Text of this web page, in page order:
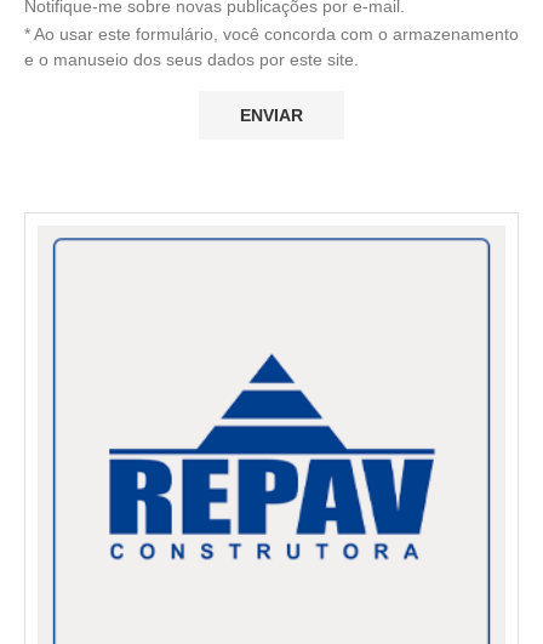
Notifique-me sobre novas publicações por e-mail.
* Ao usar este formulário, você concorda com o armazenamento
e o manuseio dos seus dados por este site.